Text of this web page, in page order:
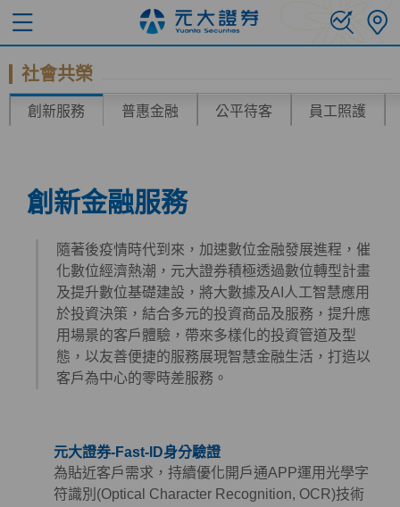
社會共榮
創新服務 普惠金融 公平待客 員工照護
創新金融服務
隨著後疫情時代到來，加速數位金融發展進程，催
化數位經濟熱潮，元大證券積極透過數位轉型計畫
及提升數位基礎建設，將大數據及AI人工智慧應用
於投資決策，結合多元的投資商品及服務，提升應
用場景的客戶體驗，帶來多樣化的投資管道及型
態，以友善便捷的服務展現智慧金融生活，打造以
客戶為中心的零時差服務。
元大證券-Fast-ID身分驗證
為貼近客戶需求，持續優化開戶通APP運用光學字
符識別(Optical Character Recognition, OCR)技術